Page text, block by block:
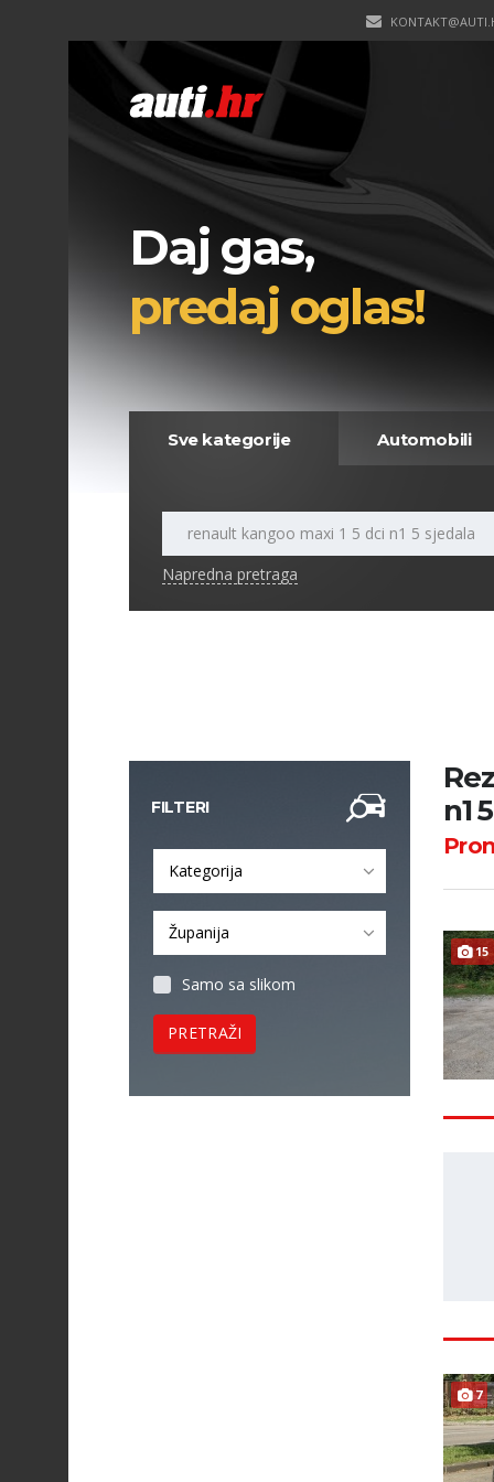
Daj gas,
predaj oglas!
Sve kategorije Automobili
Napredna pretraga
FILTERI
Kategorija
Županija
Samo sa slikom
PRETRAŽI
n1
15
7